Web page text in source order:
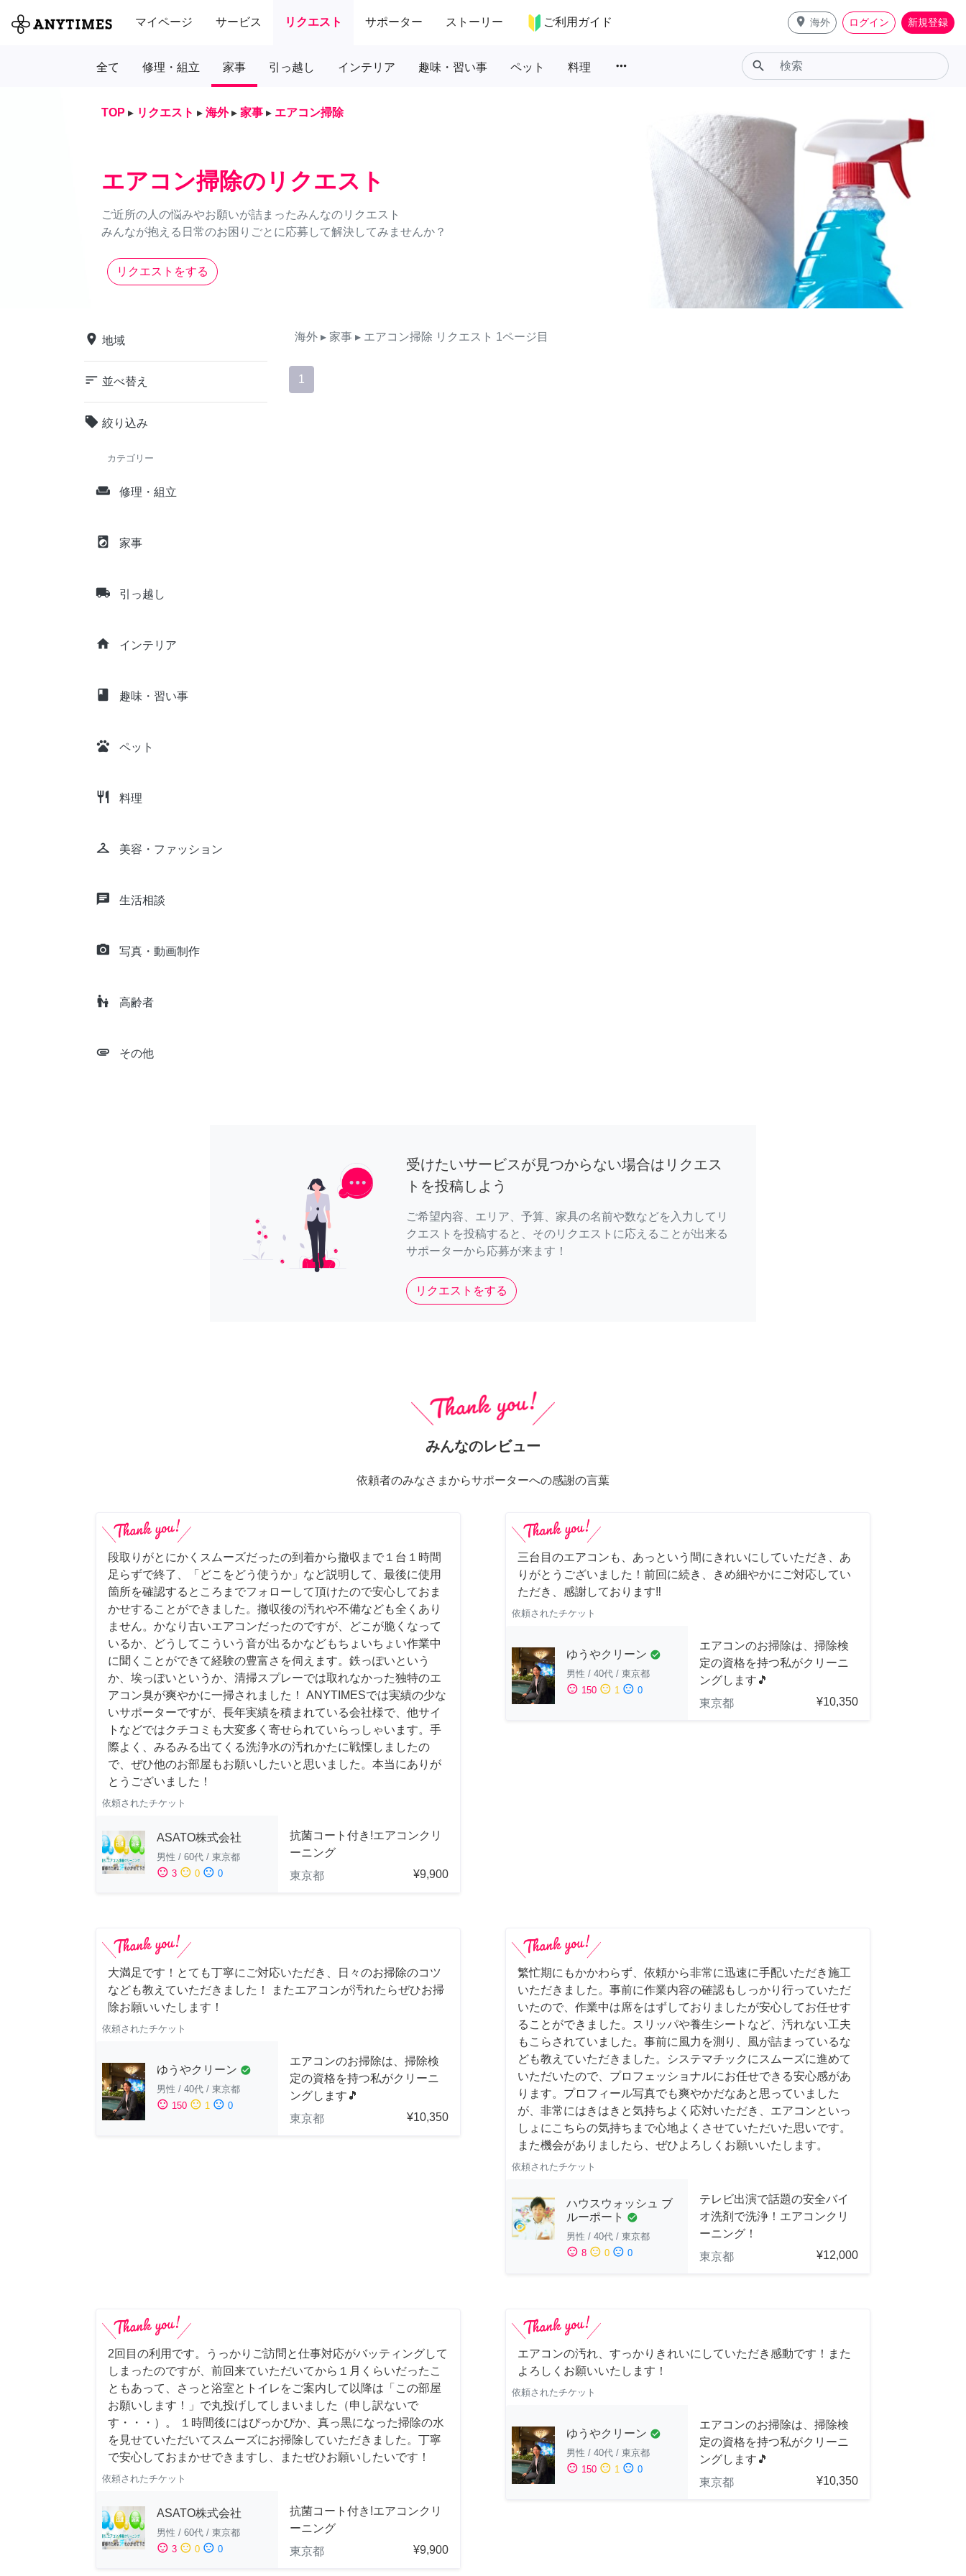
マイページ サービス リクエスト サポーター ストーリー ご利用ガイド place 海外 ログイン 新規登録
全て 修理・組立 家事 引っ越し インテリア 趣味・習い事 ペット 料理 more_horiz search
TOP ▸ リクエスト ▸ 海外 ▸ 家事 ▸ エアコン掃除
エアコン掃除のリクエスト
ご近所の人の悩みやお願いが詰まったみんなのリクエスト
みんなが抱える日常のお困りごとに応募して解決してみませんか？
リクエストをする
place 地域
sort 並べ替え
local_offer 絞り込み
カテゴリー
weekend 修理・組立
local_laundry_service 家事
local_shipping 引っ越し
home インテリア
class 趣味・習い事
pets ペット
restaurant 料理
checkroom 美容・ファッション
chat 生活相談
camera_alt 写真・動画制作
escalator_warning 高齢者
attachment その他
海外 ▸ 家事 ▸ エアコン掃除 リクエスト 1ページ目
1
受けたいサービスが見つからない場合はリクエス
トを投稿しよう
ご希望内容、エリア、予算、家具の名前や数などを入力してリ
クエストを投稿すると、そのリクエストに応えることが出来る
サポーターから応募が来ます！
リクエストをする
みんなのレビュー
依頼者のみなさまからサポーターへの感謝の言葉
段取りがとにかくスムーズだったの到着から撤収まで１台１時間
足らずで終了、「どこをどう使うか」など説明して、最後に使用
箇所を確認するところまでフォローして頂けたので安心しておま
かせすることができました。撤収後の汚れや不備なども全くあり
ません。かなり古いエアコンだったのですが、どこが脆くなって
いるか、どうしてこういう音が出るかなどもちょいちょい作業中
に聞くことができて経験の豊富さを伺えます。鉄っぽいという
か、埃っぽいというか、清掃スプレーでは取れなかった独特のエ
アコン臭が爽やかに一掃されました！ ANYTIMESでは実績の少な
いサポーターですが、長年実績を積まれている会社様で、他サイ
トなどではクチコミも大変多く寄せられていらっしゃいます。手
際よく、みるみる出てくる洗浄水の汚れかたに戦慄しましたの
で、ぜひ他のお部屋もお願いしたいと思いました。本当にありが
とうございました！
依頼されたチケット
ASATO株式会社
男性 / 60代 / 東京都
sentiment_satisfied 3 sentiment_neutral 0 sentiment_dissatisfied 0
抗菌コート付き!エアコンクリ
ーニング
東京都
¥9,900
三台目のエアコンも、あっという間にきれいにしていただき、あ
りがとうございました！前回に続き、きめ細やかにご対応してい
ただき、感謝しております‼️
依頼されたチケット
ゆうやクリーン check_circle
男性 / 40代 / 東京都
sentiment_satisfied 150 sentiment_neutral 1 sentiment_dissatisfied 0
エアコンのお掃除は、掃除検
定の資格を持つ私がクリーニ
ングします🎵
東京都
¥10,350
大満足です！とても丁寧にご対応いただき、日々のお掃除のコツ
なども教えていただきました！ またエアコンが汚れたらぜひお掃
除お願いいたします！
依頼されたチケット
ゆうやクリーン check_circle
男性 / 40代 / 東京都
sentiment_satisfied 150 sentiment_neutral 1 sentiment_dissatisfied 0
エアコンのお掃除は、掃除検
定の資格を持つ私がクリーニ
ングします🎵
東京都
¥10,350
繁忙期にもかかわらず、依頼から非常に迅速に手配いただき施工
いただきました。事前に作業内容の確認もしっかり行っていただ
いたので、作業中は席をはずしておりましたが安心してお任せす
ることができました。スリッパや養生シートなど、汚れない工夫
もこらされていました。事前に風力を測り、風が詰まっているな
ども教えていただきました。システマチックにスムーズに進めて
いただいたので、プロフェッショナルにお任せできる安心感があ
ります。プロフィール写真でも爽やかだなあと思っていました
が、非常にはきはきと気持ちよく応対いただき、エアコンといっ
しょにこちらの気持ちまで心地よくさせていただいた思いです。
また機会がありましたら、ぜひよろしくお願いいたします。
依頼されたチケット
ハウスウォッシュ ブ
ルーポート check_circle
男性 / 40代 / 東京都
sentiment_satisfied 8 sentiment_neutral 0 sentiment_dissatisfied 0
テレビ出演で話題の安全バイ
オ洗剤で洗浄！エアコンクリ
ーニング！
東京都
¥12,000
2回目の利用です。うっかりご訪問と仕事対応がバッティングして
しまったのですが、前回来ていただいてから１月くらいだったこ
ともあって、さっと浴室とトイレをご案内して以降は「この部屋
お願いします！」で丸投げしてしまいました（申し訳ないで
す・・・）。 １時間後にはぴっかぴか、真っ黒になった掃除の水
を見せていただいてスムーズにお掃除していただきました。丁寧
で安心しておまかせできますし、またぜひお願いしたいです！
依頼されたチケット
ASATO株式会社
男性 / 60代 / 東京都
sentiment_satisfied 3 sentiment_neutral 0 sentiment_dissatisfied 0
抗菌コート付き!エアコンクリ
ーニング
東京都
¥9,900
エアコンの汚れ、すっかりきれいにしていただき感動です！また
よろしくお願いいたします！
依頼されたチケット
ゆうやクリーン check_circle
男性 / 40代 / 東京都
sentiment_satisfied 150 sentiment_neutral 1 sentiment_dissatisfied 0
エアコンのお掃除は、掃除検
定の資格を持つ私がクリーニ
ングします🎵
東京都
¥10,350